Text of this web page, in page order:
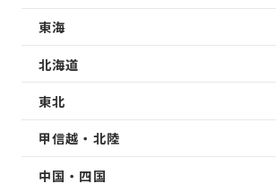
東海
北海道
東北
甲信越・北陸
中国・四国